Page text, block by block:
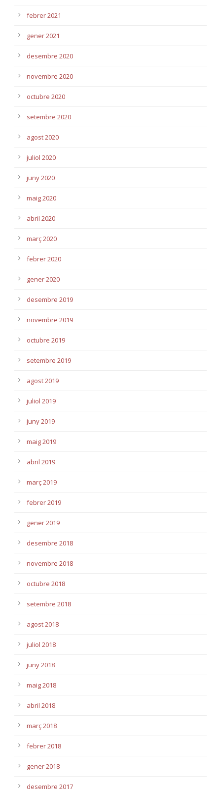
febrer 2021
gener 2021
desembre 2020
novembre 2020
octubre 2020
setembre 2020
agost 2020
juliol 2020
juny 2020
maig 2020
abril 2020
març 2020
febrer 2020
gener 2020
desembre 2019
novembre 2019
octubre 2019
setembre 2019
agost 2019
juliol 2019
juny 2019
maig 2019
abril 2019
març 2019
febrer 2019
gener 2019
desembre 2018
novembre 2018
octubre 2018
setembre 2018
agost 2018
juliol 2018
juny 2018
maig 2018
abril 2018
març 2018
febrer 2018
gener 2018
desembre 2017